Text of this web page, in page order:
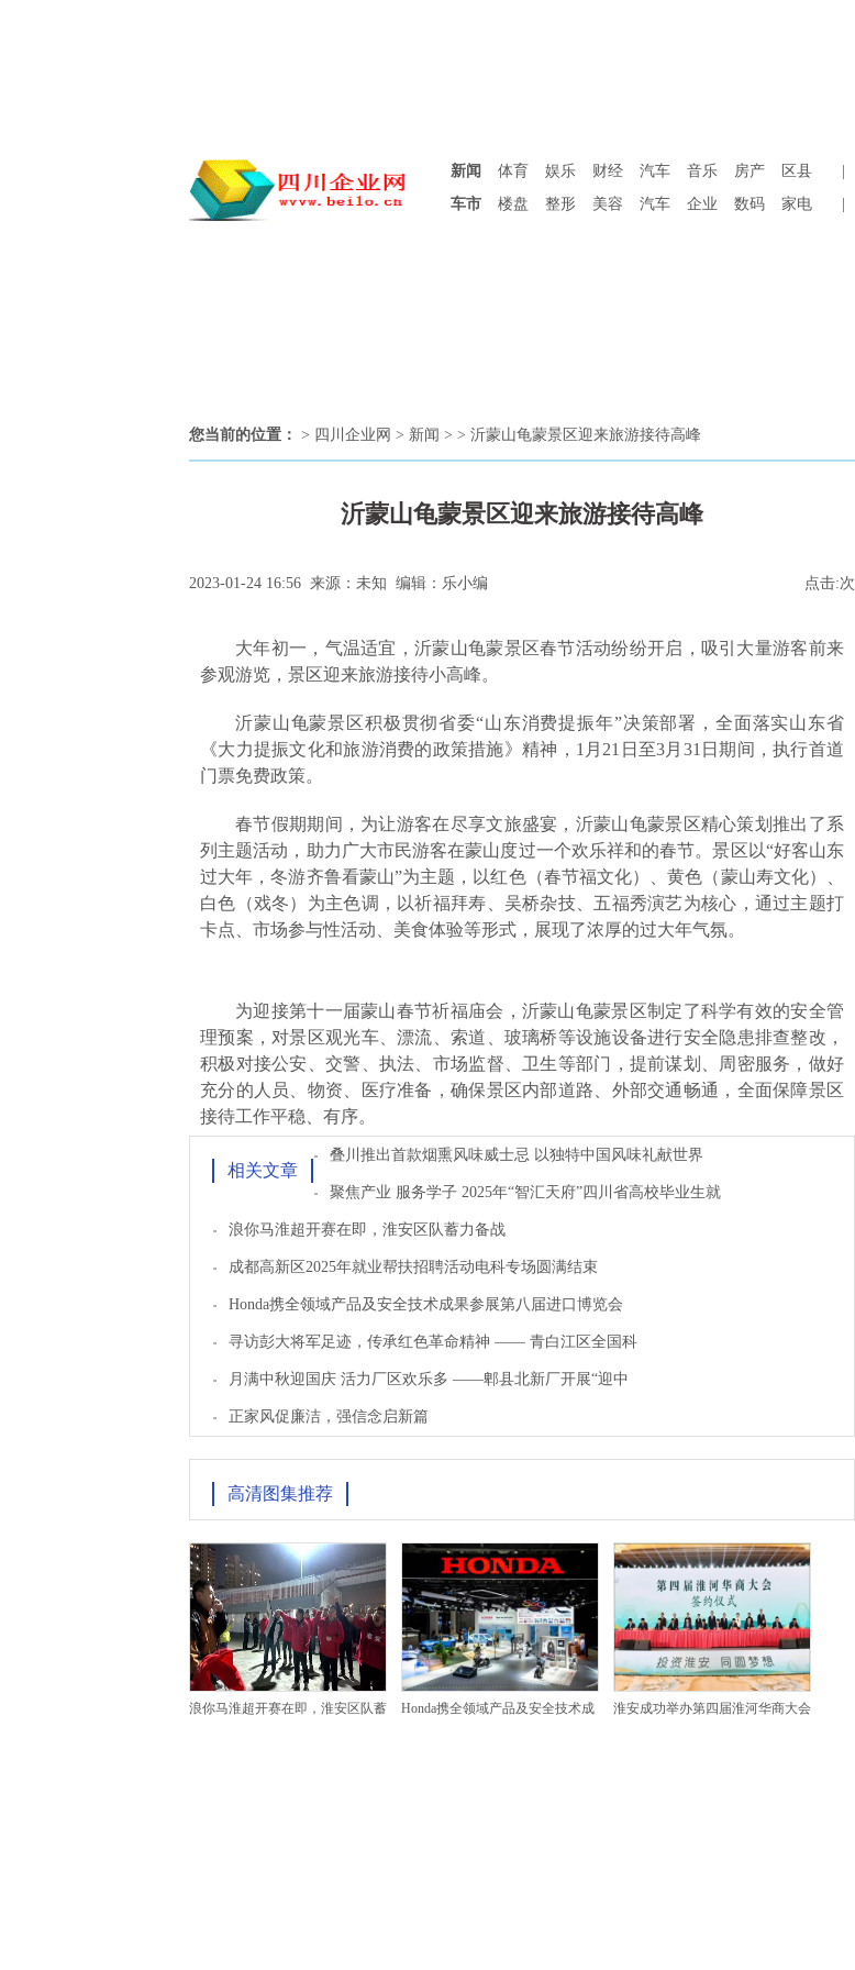
新闻 体育 娱乐 财经 汽车 音乐 房产 区县
车市
楼盘 整形 美容 汽车 企业 数码 家电
您当前的位置： > 四川企业网 > 新闻 > > 沂蒙山龟蒙景区迎来旅游接待高峰
沂蒙山龟蒙景区迎来旅游接待高峰
2023-01-24 16:56 来源：未知 编辑：乐小编 点击:次
大年初一，气温适宜，沂蒙山龟蒙景区春节活动纷纷开启，吸引大量游客前来
参观游览，景区迎来旅游接待小高峰。
沂蒙山龟蒙景区积极贯彻省委“山东消费提振年”决策部署，全面落实山东省
《大力提振文化和旅游消费的政策措施》精神，1月21日至3月31日期间，执行首道
门票免费政策。
春节假期期间，为让游客在尽享文旅盛宴，沂蒙山龟蒙景区精心策划推出了系
列主题活动，助力广大市民游客在蒙山度过一个欢乐祥和的春节。景区以“好客山东
过大年，冬游齐鲁看蒙山”为主题，以红色（春节福文化）、黄色（蒙山寿文化）、
白色（戏冬）为主色调，以祈福拜寿、吴桥杂技、五福秀演艺为核心，通过主题打
卡点、市场参与性活动、美食体验等形式，展现了浓厚的过大年气氛。
为迎接第十一届蒙山春节祈福庙会，沂蒙山龟蒙景区制定了科学有效的安全管
理预案，对景区观光车、漂流、索道、玻璃桥等设施设备进行安全隐患排查整改，
积极对接公安、交警、执法、市场监督、卫生等部门，提前谋划、周密服务，做好
充分的人员、物资、医疗准备，确保景区内部道路、外部交通畅通，全面保障景区
接待工作平稳、有序。
相关文章
叠川推出首款烟熏风味威士忌 以独特中国风味礼献世界
聚焦产业 服务学子 2025年“智汇天府”四川省高校毕业生就
浪你马淮超开赛在即，淮安区队蓄力备战
成都高新区2025年就业帮扶招聘活动电科专场圆满结束
Honda携全领域产品及安全技术成果参展第八届进口博览会
寻访彭大将军足迹，传承红色革命精神 —— 青白江区全国科
月满中秋迎国庆 活力厂区欢乐多 ——郫县北新厂开展“迎中
正家风促廉洁，强信念启新篇
高清图集推荐
浪你马淮超开赛在即，淮安区队蓄 Honda携全领域产品及安全技术成 淮安成功举办第四届淮河华商大会